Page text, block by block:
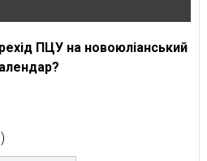
ПЦУ на новоюліанський